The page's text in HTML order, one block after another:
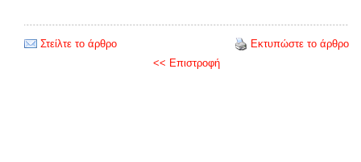
Στείλτε το άρθρο
Εκτυπώστε το άρθρο
<< Επιστροφή